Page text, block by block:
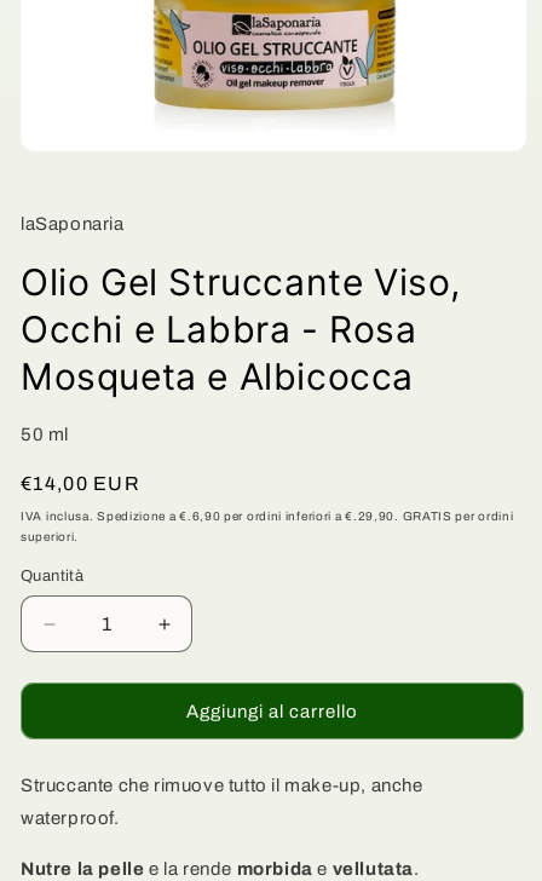
1
in
modale
laSaponaria
Olio Gel Struccante Viso,
Occhi e Labbra - Rosa
Mosqueta e Albicocca
50 ml
Prezzo
di
listino
€14,00 EUR
IVA inclusa. Spedizione a €.6,90 per ordini inferiori a €.29,90. GRATIS per ordini
superiori.
Quantità
Quantità
Diminuisci
quantità
per
Gel
Viso,
Occhi
Labbra
Aumenta
quantità
per
Olio
Gel
Viso,
Labbra
Aggiungi al carrello
Struccante che rimuove tutto il make-up, anche
waterproof.
Nutre la pelle e la rende morbida e vellutata.